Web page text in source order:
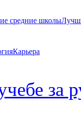
средние школы
Карьера
за